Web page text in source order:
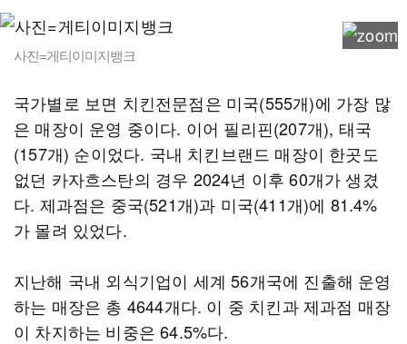
사진=게티이미지뱅크
국가별로 보면 치킨전문점은 미국(555개)에 가장 많
은 매장이 운영 중이다. 이어 필리핀(207개), 태국
(157개) 순이었다. 국내 치킨브랜드 매장이 한곳도
없던 카자흐스탄의 경우 2024년 이후 60개가 생겼
다. 제과점은 중국(521개)과 미국(411개)에 81.4%
가 몰려 있었다.
지난해 국내 외식기업이 세계 56개국에 진출해 운영
하는 매장은 총 4644개다. 이 중 치킨과 제과점 매장
이 차지하는 비중은 64.5%다.